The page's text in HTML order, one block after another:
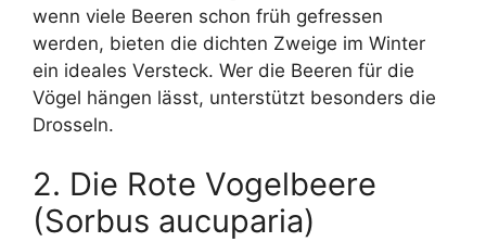
wenn viele Beeren schon früh gefressen
werden, bieten die dichten Zweige im Winter
ein ideales Versteck. Wer die Beeren für die
Vögel hängen lässt, unterstützt besonders die
Drosseln.
2. Die Rote Vogelbeere
(Sorbus aucuparia)